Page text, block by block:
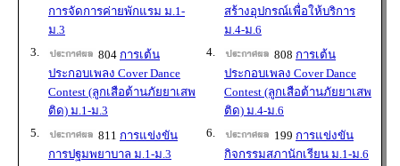
การจัดการค่ายพักแรม ม.1-
ม.3
สร้างอุปกรณ์เพื่อให้บริการ
ม.4-ม.6
3.
804 การเต้น
ประกอบเพลง Cover Dance
Contest (ลูกเสือต้านภัยยาเสพ
ติด) ม.1-ม.3
4. 808 การเต้น
ประกอบเพลง Cover Dance
Contest (ลูกเสือต้านภัยยาเสพ
ติด) ม.4-ม.6
5.
811 การแข่งขัน
การปฐมพยาบาล ม.1-ม.3
6. 199 การแข่งขัน
กิจกรรมสภานักเรียน ม.1-ม.6